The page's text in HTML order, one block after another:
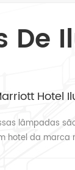
De
Hotel
lâmpadas
hotel da marca